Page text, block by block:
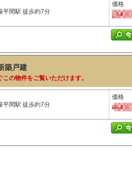
平間駅 徒歩約7分
価格
築戸建
の物件をご覧いただけます。
平間駅 徒歩約7分
価格